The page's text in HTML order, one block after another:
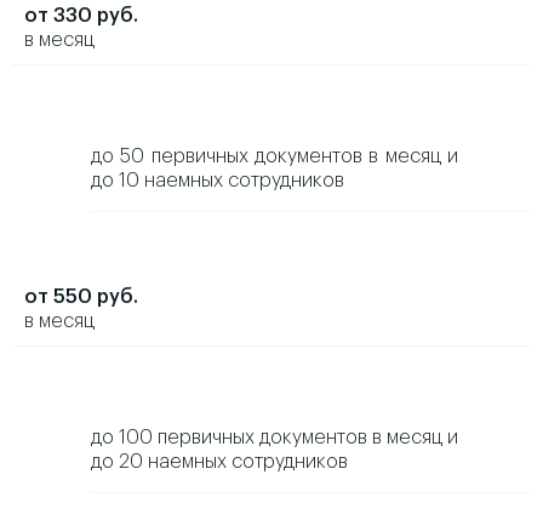
от 330 руб.
в месяц
до 50 первичных документов в месяц и
до 10 наемных сотрудников
от 550 руб.
в месяц
до 100 первичных документов в месяц и
до 20 наемных сотрудников